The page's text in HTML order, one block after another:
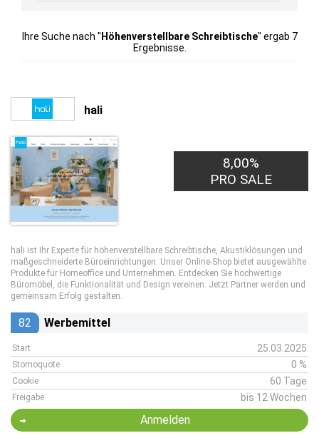
Ihre Suche nach " Höhenverstellbare Schreibtische" ergab 7
Ergebnisse.
hali
8,00%
PRO SALE
hali ist Ihr Experte für höhenverstellbare Schreibtische, Akustiklösungen und
maßgeschneiderte Büroeinrichtungen. Unser Online-Shop bietet ausgewählte
Produkte für Homeoffice und Unternehmen. Entdecken Sie hochwertige
Büromöbel, die Funktionalität und Design vereinen. Jetzt Partner werden und
gemeinsam Erfolg gestalten.
82 Werbemittel
Start 25.03.2025
Stornoquote 0 %
Cookie 60 Tage
Freigabe bis 12 Wochen
Anmelden